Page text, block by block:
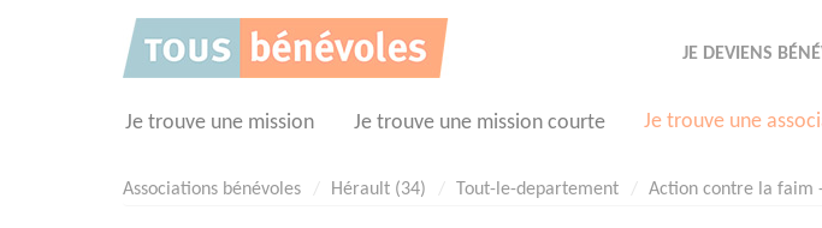
JE DEVIENS
Je trouve une mission Je trouve une mission courte Je trouve une
Associations bénévoles Hérault (34) Tout-le-departement Action contre la faim